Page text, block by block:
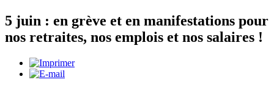
5 juin : en grève et en manifestations pour
nos retraites, nos emplois et nos salaires !